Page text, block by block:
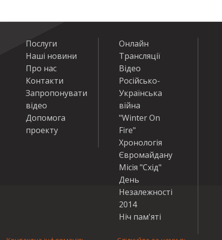
Послуги
Наші новини
Про нас
Контакти
Запропонувати
відео
Допомога
проекту
Онлайн
Трансляції
Відео
Російсько-
Українська
війна
"Winter On
Fire"
Хронологія
Євромайдану
Місія "Схід"
День
Незалежності
2014
Ніч пам'яті